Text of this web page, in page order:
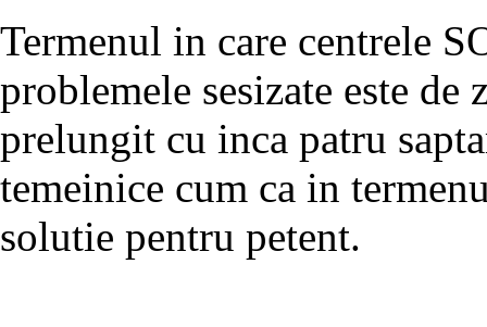
Termenul in care centrele
problemele sesizate este de
prelungit cu inca patru
temeinice cum ca in
solutie pentru petent.